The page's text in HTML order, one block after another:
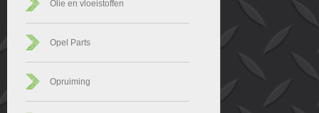
Olie en vloeistoffen
Opel Parts
Opruiming